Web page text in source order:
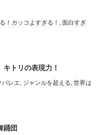
！カッコよすぎる！
面白すぎ
トリの表現力！
バレエ ジャンルを超える 世界は
踊団